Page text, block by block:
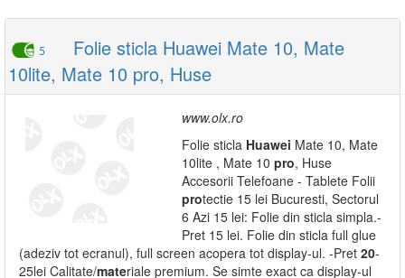
5
Folie sticla Huawei Mate 10, Mate
10lite, Mate 10 pro, Huse
www.olx.ro
Folie sticla Huawei Mate 10, Mate
10lite , Mate 10 pro, Huse
Accesorii Telefoane - Tablete Folii
protectie 15 lei Bucuresti, Sectorul
6 Azi 15 lei: Folie din sticla simpla.-
Pret 15 lei. Folie din sticla full glue
(adeziv tot ecranul), full screen acopera tot display-ul. -Pret 20-
25lei Calitate/materiale premium. Se simte exact ca display-ul